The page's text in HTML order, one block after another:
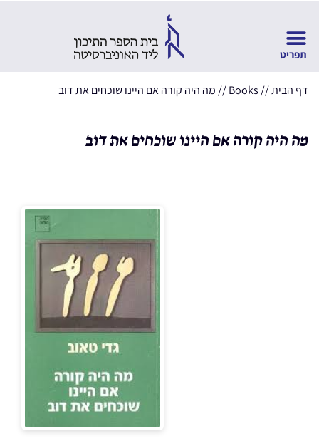
דף הבית//
Books
// מה היה קורה אם היינו שוכחים את דוב
מה היה קורה אם היינו שוכחים את דוב